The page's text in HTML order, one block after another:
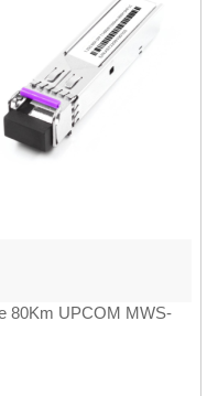
80Km UPCOM MWS-